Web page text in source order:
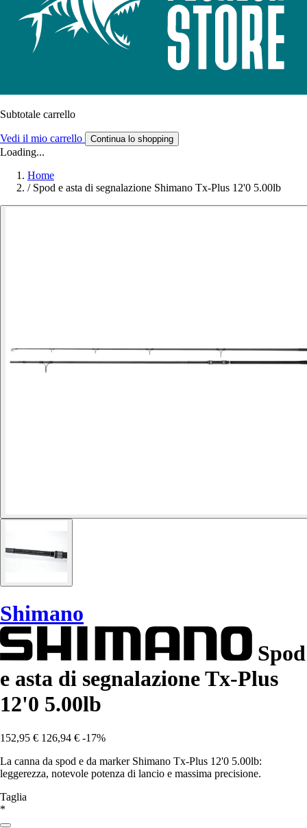
Subtotale carrello
Vedi il mio carrello Continua lo shopping
Loading...
Home
/ Spod e asta di segnalazione Shimano Tx-Plus 12'0 5.00lb
Shimano
Spod
e asta di segnalazione Tx-Plus
12'0 5.00lb
152,95 € 126,94 € -17%
La canna da spod e da marker Shimano Tx-Plus 12'0 5.00lb:
leggerezza, notevole potenza di lancio e massima precisione.
Taglia
*